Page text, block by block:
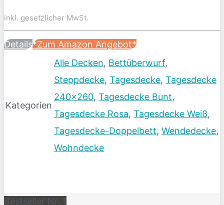
inkl. gesetzlicher MwSt.
Details*Zum Amazon Angebot*
Kategorien
Alle Decken, Bettüberwurf,
Steppdecke, Tagesdecke, Tagesdecke
240x260, Tagesdecke Bunt,
Tagesdecke Rosa, Tagesdecke Weiß,
Tagesdecke-Doppelbett, Wendedecke,
Wohndecke
Bestseller Nr. 1